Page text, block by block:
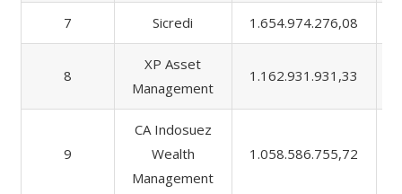
7 Sicredi 1.654.974.276,08
8
XP Asset
Management
1.162.931.931,33
9
CA Indosuez
Wealth
Management
1.058.586.755,72